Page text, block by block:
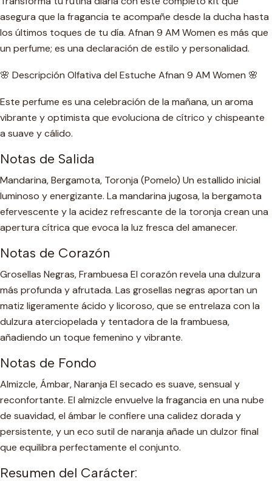
asegura que la fragancia te acompañe desde la ducha hasta
los últimos toques de tu día. Afnan 9 AM Women es más que
un perfume; es una declaración de estilo y personalidad.
🌸 Descripción Olfativa del Estuche Afnan 9 AM Women 🌸
Este perfume es una celebración de la mañana, un aroma
vibrante y optimista que evoluciona de cítrico y chispeante
a suave y cálido.
Notas de Salida
Mandarina, Bergamota, Toronja (Pomelo) Un estallido inicial
luminoso y energizante. La mandarina jugosa, la bergamota
efervescente y la acidez refrescante de la toronja crean una
apertura cítrica que evoca la luz fresca del amanecer.
Notas de Corazón
Grosellas Negras, Frambuesa El corazón revela una dulzura
más profunda y afrutada. Las grosellas negras aportan un
matiz ligeramente ácido y licoroso, que se entrelaza con la
dulzura aterciopelada y tentadora de la frambuesa,
añadiendo un toque femenino y vibrante.
Notas de Fondo
Almizcle, Ámbar, Naranja El secado es suave, sensual y
reconfortante. El almizcle envuelve la fragancia en una nube
de suavidad, el ámbar le confiere una calidez dorada y
persistente, y un eco sutil de naranja añade un dulzor final
que equilibra perfectamente el conjunto.
Resumen del Carácter: